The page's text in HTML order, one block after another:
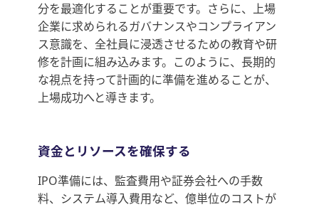
分を最適化することが重要です。さらに、上場
企業に求められるガバナンスやコンプライアン
ス意識を、全社員に浸透させるための教育や研
修を計画に組み込みます。このように、長期的
な視点を持って計画的に準備を進めることが、
上場成功へと導きます。
資金とリソースを確保する
IPO準備には、監査費用や証券会社への手数
料、システム導入費用など、億単位のコストが